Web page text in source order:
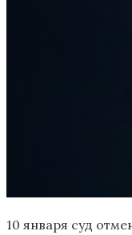
10 января суд